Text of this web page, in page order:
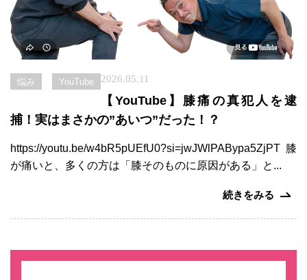
問
い
悩み YouTube 2026.05.11
【YouTube】膝痛の真犯人を逮
捕！実はまさかの”あいつ”だった！？
https://youtu.be/w4bR5pUEfU0?si=jwJWlPABypa5ZjPT 膝
が痛いと、多くの方は「膝そのものに原因がある」と...
続きをみる